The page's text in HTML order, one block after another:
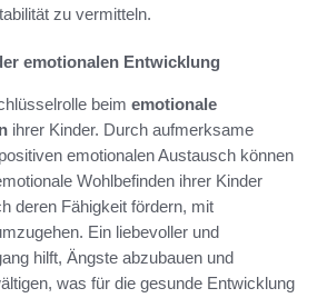
zu vermitteln.
emotionalen Entwicklung
beim emotionale
ihrer Kinder. Durch aufmerksame
emotionalen Austausch können
Wohlbefinden ihrer Kinder
deren Fähigkeit fördern, mit
Ein liebevoller und
hilft, Ängste abzubauen und
was für die gesunde Entwicklung